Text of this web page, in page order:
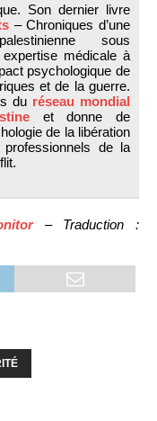
Son dernier livre
– Chroniques d’une
sous
médicale à
psychologique de
et de la guerre.
du réseau mondial
et donne de
de la libération
de la
– Traduction :